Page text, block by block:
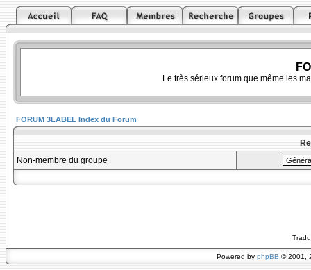
Le très sérieux forum que même les
FORUM 3LABEL Index du Forum
Non-membre du groupe
Powered by phpBB © 2001,